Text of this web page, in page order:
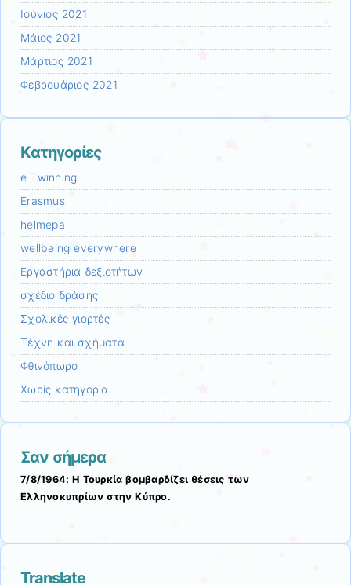
Ιούνιος 2021
Μάιος 2021
Μάρτιος 2021
Φεβρουάριος 2021
Kατηγορίες
e Twinning
Erasmus
helmepa
wellbeing everywhere
Εργαστήρια δεξιοτήτων
σχέδιο δράσης
Σχολικές γιορτές
Τέχνη και σχήματα
Φθινόπωρο
Χωρίς κατηγορία
Σαν σήμερα
7/8/1964: Η Τουρκία βομβαρδίζει θέσεις των
Ελληνοκυπρίων στην Κύπρο.
Translate